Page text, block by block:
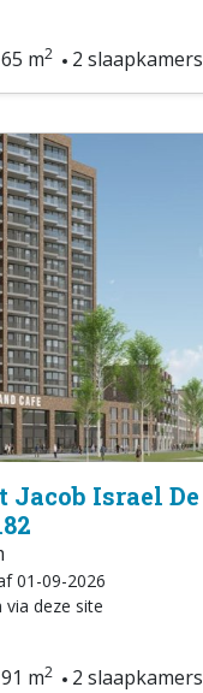
65 m2 2 slaapkamers
Jacob Israel De
01-09-2026
via deze site
91 m2 2 slaapkamers